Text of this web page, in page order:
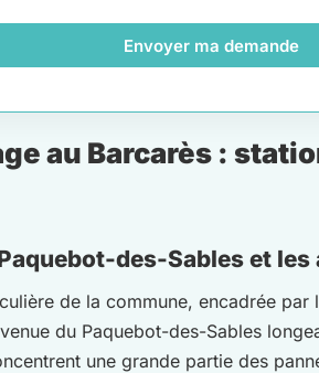
Envoyer ma demande
au Barcarès :
des-Sables et
de la commune, encadrée par
du Paquebot-des-Sables
une grande partie des